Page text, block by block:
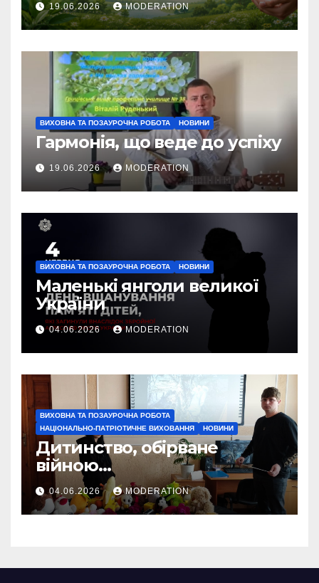
19.06.2026 MODERATION
ВИХОВНА ТА ПОЗАУРОЧНА РОБОТА НОВИНИ
Гармонія, що веде до успіху
19.06.2026 MODERATION
ВИХОВНА ТА ПОЗАУРОЧНА РОБОТА НОВИНИ
Маленькі янголи великої
України
04.06.2026 MODERATION
ВИХОВНА ТА ПОЗАУРОЧНА РОБОТА
НАЦІОНАЛЬНО-ПАТРІОТИЧНЕ ВИХОВАННЯ
НОВИНИ
Дитинство, обірване
війною…
04.06.2026 MODERATION